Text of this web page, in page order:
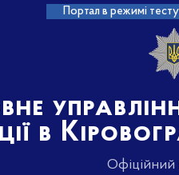
Портал в режимі
в
Офіційний